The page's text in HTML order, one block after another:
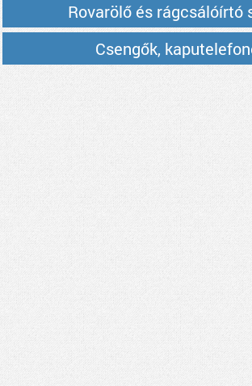
Rovarölő és rágcsálóírtó
Csengők,